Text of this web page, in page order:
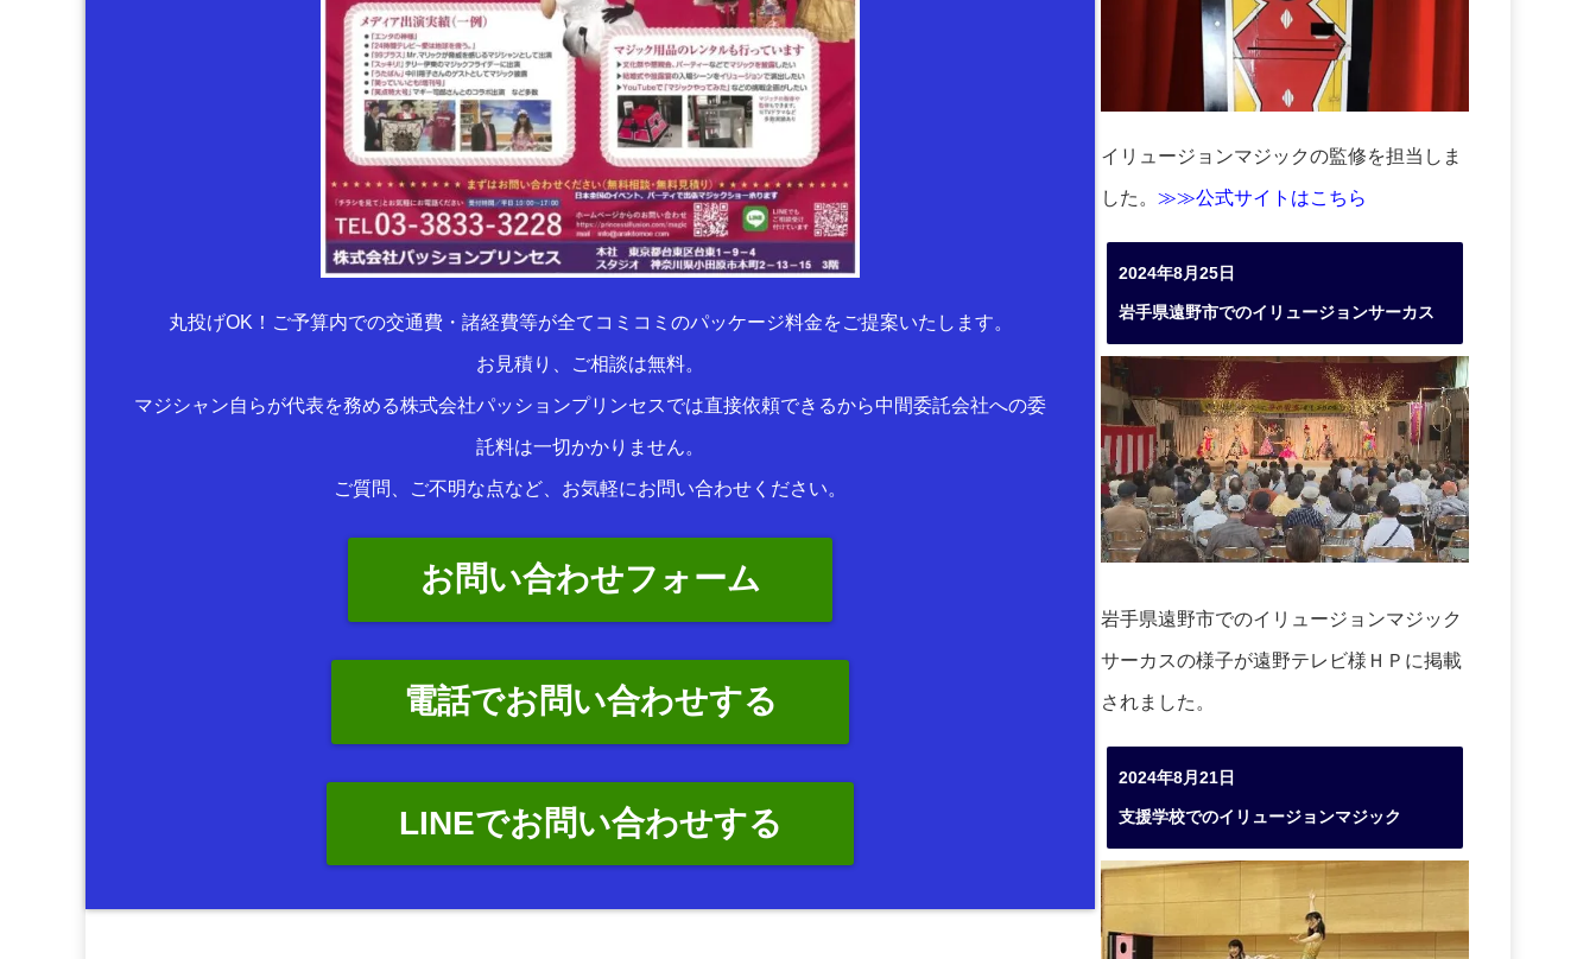
丸投げOK！ご予算内での交通費・諸経費等が全てコミコミのパッケージ料金をご提案いたします。
お見積り、ご相談は無料。
マジシャン自らが代表を務める株式会社パッションプリンセスでは直接依頼できるから中間委託会社への委
託料は一切かかりません。
ご質問、ご不明な点など、お気軽にお問い合わせください。
お問い合わせフォーム
電話でお問い合わせする
LINEでお問い合わせする
イリュージョンマジックの監修を担当しま
した。 ≫≫公式サイトはこちら
2024年8月25日
岩手県遠野市でのイリュージョンサーカス
岩手県遠野市でのイリュージョンマジック
サーカスの様子が遠野テレビ様ＨＰに掲載
されました。
2024年8月21日
支援学校でのイリュージョンマジック